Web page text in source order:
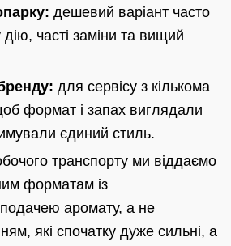
дешевий варіант часто
дію, часті заміни та вищий
для сервісу з кількома
формат і запах виглядали
єдиний стиль.
транспорту ми віддаємо
форматам із
аромату, а не
які спочатку дуже сильні, а